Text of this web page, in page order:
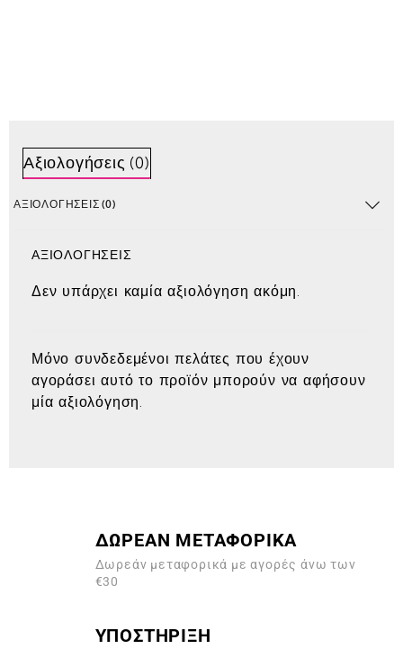
Αξιολογήσεις (0)
ΑΞΙΟΛΟΓΉΣΕΙΣ (0)
ΑΞΙΟΛΟΓΉΣΕΙΣ
Δεν υπάρχει καμία αξιολόγηση ακόμη.
Μόνο συνδεδεμένοι πελάτες που έχουν
αγοράσει αυτό το προϊόν μπορούν να αφήσουν
μία αξιολόγηση.
ΔΩΡΕΑΝ ΜΕΤΑΦΟΡΙΚΑ
Δωρεάν μεταφορικά με αγορές άνω των
€30
ΥΠΟΣΤΗΡΙΞΗ